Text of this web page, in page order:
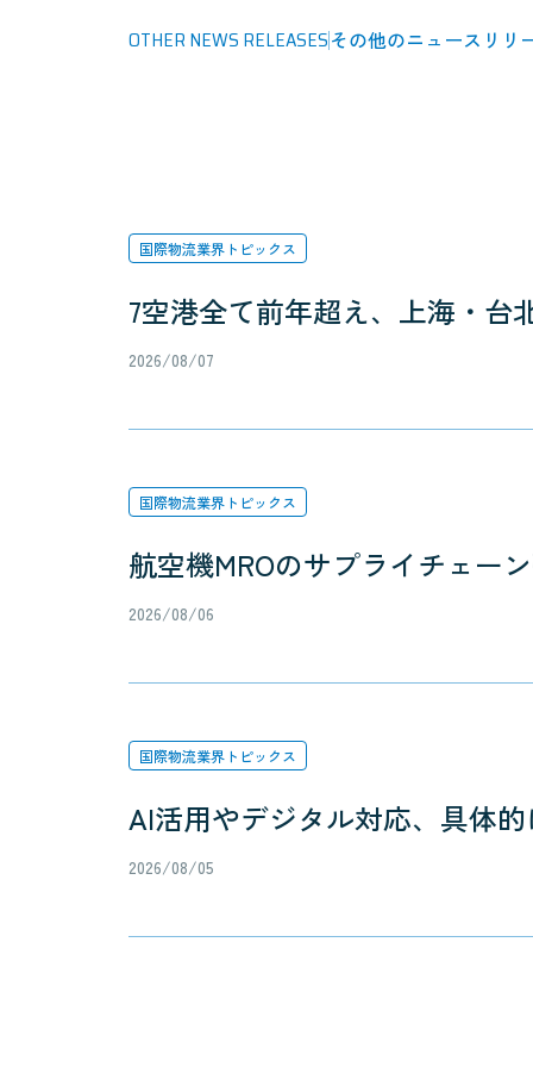
OTHER NEWS RELEASESその他のニュースリリ
国際物流業界トピックス
7空港全て前年超え、上海・台
2026/08/07
国際物流業界トピックス
航空機MROのサプライチェー
2026/08/06
国際物流業界トピックス
AI活用やデジタル対応、具体
2026/08/05